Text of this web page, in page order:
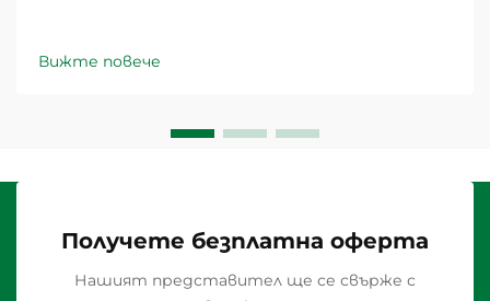
Вижте повече
Получете безплатна оферта
Нашият представител ще се свърже с